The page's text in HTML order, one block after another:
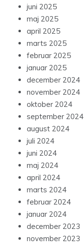
juni 2025
maj 2025
april 2025
marts 2025
februar 2025
januar 2025
december 2024
november 2024
oktober 2024
september 2024
august 2024
juli 2024
juni 2024
maj 2024
april 2024
marts 2024
februar 2024
januar 2024
december 2023
november 2023